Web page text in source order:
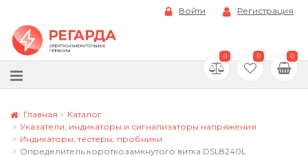
Войти Регистрация
0 0 0
Главная
Каталог
Указатели, индикаторы и сигнализаторы напряжения
Индикаторы, тестеры, пробники
Определитель короткозамкнутого витка DSL8240L